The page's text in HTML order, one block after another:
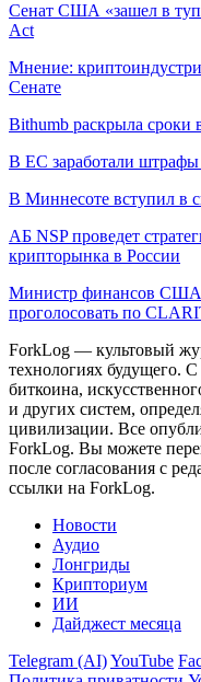
Сенат США «зашел в
Act
Мнение:
Сенате
Bithumb раскрыла сроки
В ЕС заработали штрафы
В Миннесоте вступил в
АБ NSP проведет
крипторынка в России
Министр финансов США
проголосовать по
ForkLog — культовый
технологиях будущего.
биткоина,
и других систем,
цивилизации. Все
ForkLog. Вы можете
после согласования с
ссылки на ForkLog.
Новости
Аудио
Лонгриды
Крипториум
ИИ
Дайджест месяца
Telegram (AI)YouTube